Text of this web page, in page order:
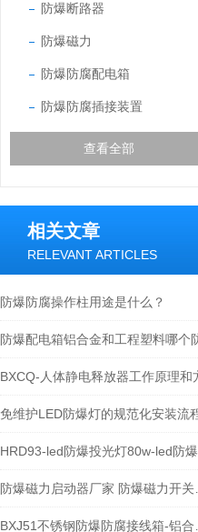
防爆断路器
防爆磁力
防爆防腐配电箱
防爆防腐插接装置
查看全部
相关文章
RELEVANT ARTICLES
防爆防腐操作柱用途是什么？
BXCQ-人体静电释放器工作原理和